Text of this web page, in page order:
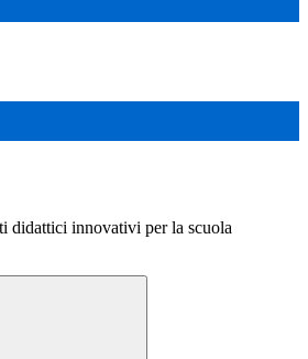
didattici innovativi per la scuola